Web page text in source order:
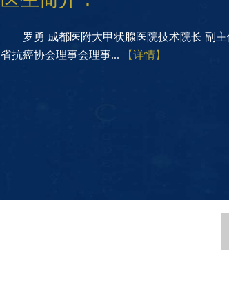
罗勇 成都医附大甲状腺医院技术院长 副
省抗癌协会理事会理事...
【详情】